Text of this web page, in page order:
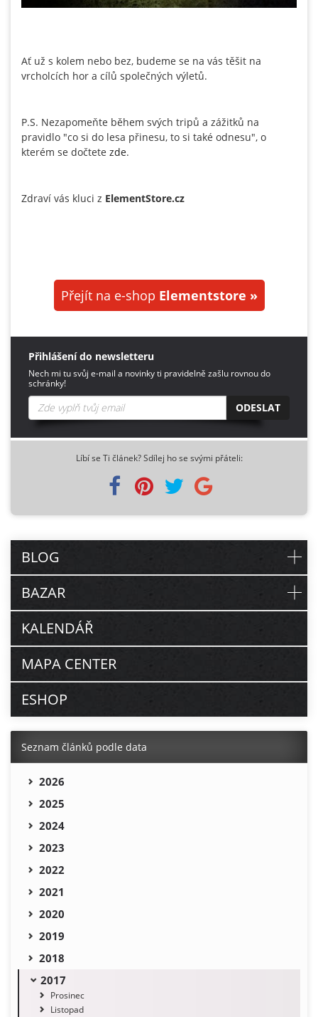
Ať už s kolem nebo bez, budeme se na vás těšit na
vrcholcích hor a cílů společných výletů.
P.S. Nezapomeňte během svých tripů a zážitků na
pravidlo "co si do lesa přinesu, to si také odnesu", o
kterém se dočtete zde.
Zdraví vás kluci z ElementStore.cz
Přejít na e-shop Elementstore »
Přihlášení do newsletteru
Nech mi tu svůj e-mail a novinky ti pravidelně zašlu rovnou do
schránky!
ODESLAT
Líbí se Ti článek? Sdílej ho se svými přáteli:
BLOG
BAZAR
KALENDÁŘ
MAPA CENTER
ESHOP
Seznam článků podle data
2026
2025
2024
2023
2022
2021
2020
2019
2018
2017
Prosinec
Listopad